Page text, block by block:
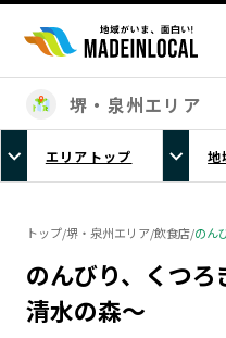
エリアから探す
北海道エリア
秋田エリア
福島エリア
栃木エリア
堺・泉州エリア
エリアトップ 地
トップ/堺・泉州エリア/飲食店/のん
のんびり、くつ
清水の森～